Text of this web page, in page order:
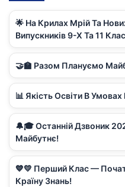
🌟 На Крилах Мрій Та
Випускників 9-Х Та 11
🤝🏫 Разом Плануємо
📊 Якість Освіти В Умовах
🔔🎓 Останній Дзвоник
Майбутнє!
💙💛 Перший Клас —
Країну Знань!